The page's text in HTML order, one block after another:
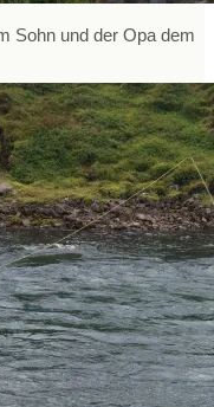
Sohn und der Opa dem